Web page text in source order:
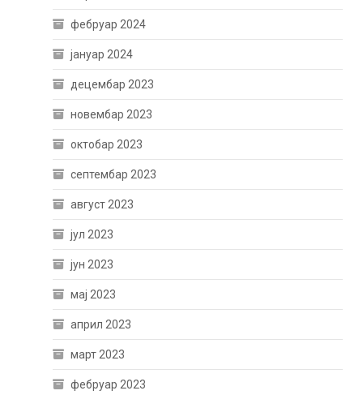
фебруар 2024
јануар 2024
децембар 2023
новембар 2023
октобар 2023
септембар 2023
август 2023
јул 2023
јун 2023
мај 2023
април 2023
март 2023
фебруар 2023